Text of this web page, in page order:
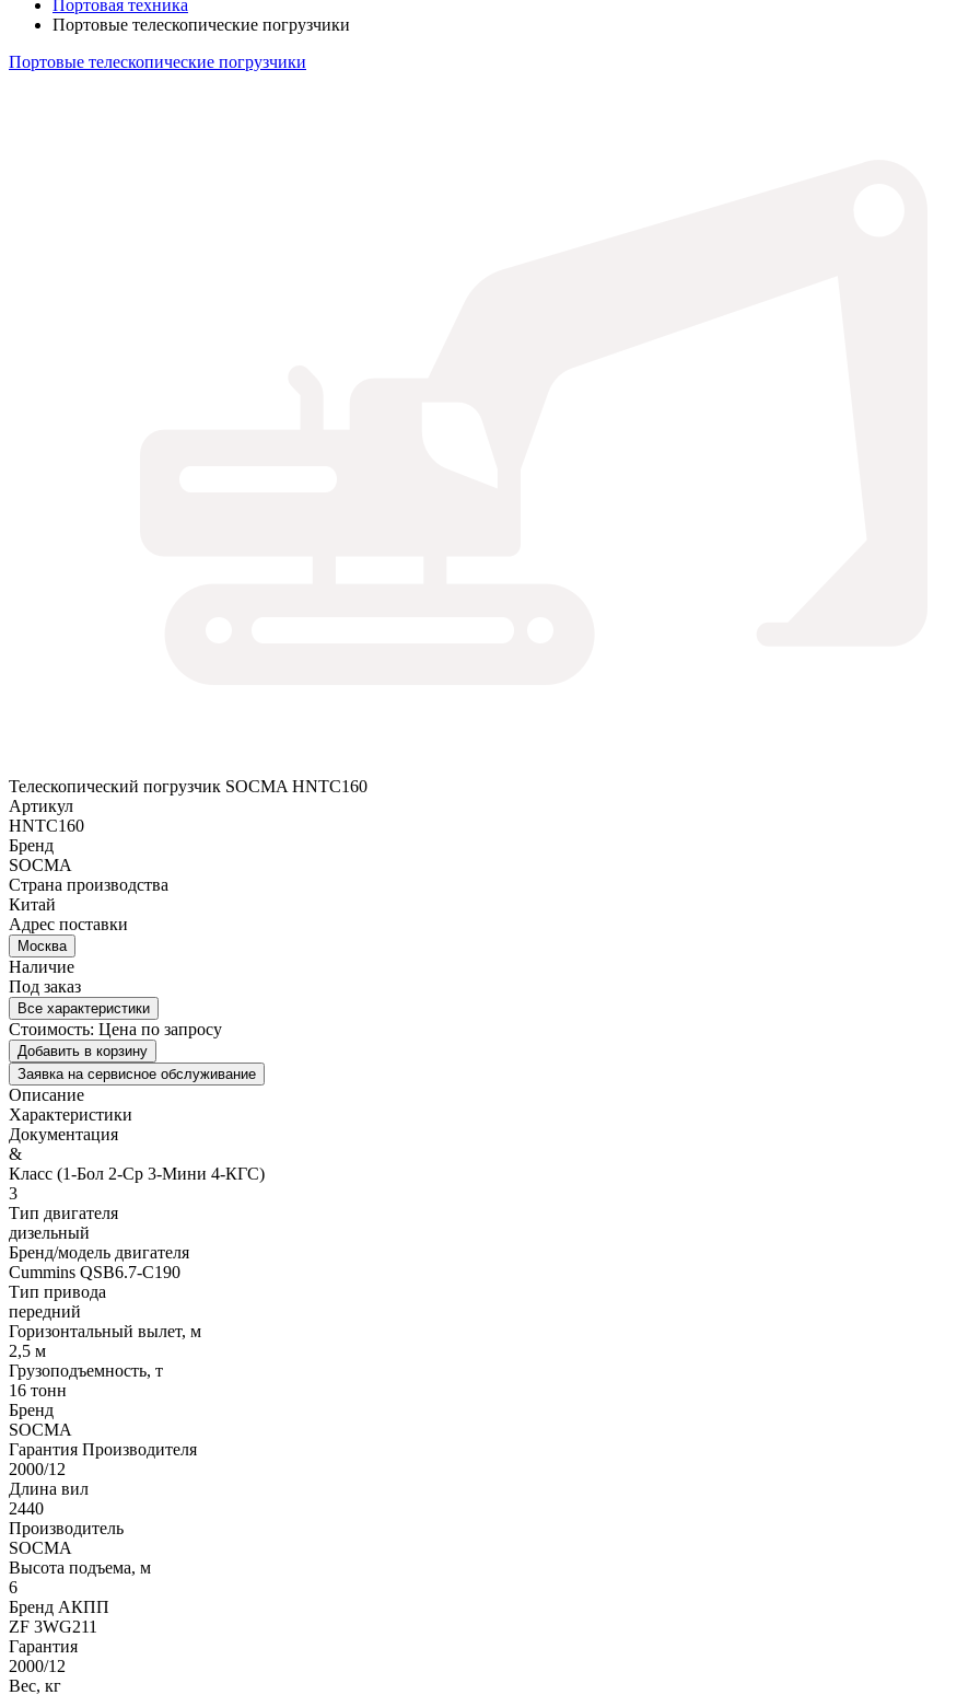
Портовая техника
Портовые телескопические погрузчики
Портовые телескопические погрузчики
Телескопический погрузчик SOCMA HNTC160
Артикул
HNTC160
Бренд
SOCMA
Страна производства
Китай
Адрес поставки
Москва
Наличие
Под заказ
Все характеристики
Стоимость: Цена по запросу
Добавить в корзину
Заявка на сервисное обслуживание
Описание
Характеристики
Документация
&
Класс (1-Бол 2-Ср 3-Мини 4-КГС)
3
Тип двигателя
дизельный
Бренд/модель двигателя
Cummins QSB6.7-C190
Тип привода
передний
Горизонтальный вылет, м
2,5 м
Грузоподъемность, т
16 тонн
Бренд
SOCMA
Гарантия Производителя
2000/12
Длина вил
2440
Производитель
SOCMA
Высота подъема, м
6
Бренд АКПП
ZF 3WG211
Гарантия
2000/12
Вес, кг